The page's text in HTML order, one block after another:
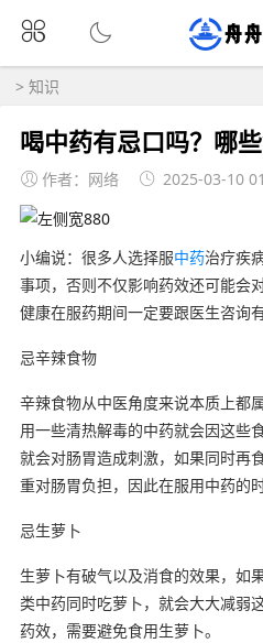
> 知识
喝中药有忌口吗？哪
作者：网络 2025-03-10
小编说：很多人选择服中药治疗疾
事项，否则不仅影响药效还可能会
健康在服药期间一定要跟医生咨询
忌辛辣食物
辛辣食物从中医角度来说本质上都
用一些清热解毒的中药就会因这些
就会对肠胃造成刺激，如果同时再
重对肠胃负担，因此在服用中药的
忌生萝卜
生萝卜有破气以及消食的效果，如
类中药同时吃萝卜，就会大大减弱
药效，需要避免食用生萝卜。